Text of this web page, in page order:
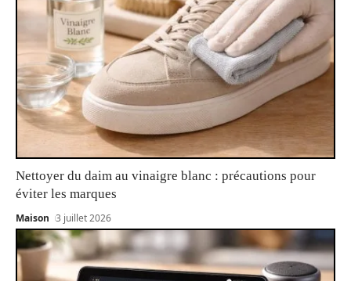
Nettoyer du daim au vinaigre blanc : précautions pour
éviter les marques
Maison 3 juillet 2026